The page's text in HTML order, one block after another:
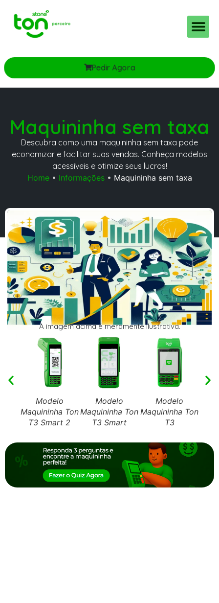
Pedir Agora
Maquininha sem taxa
Descubra como uma maquininha sem taxa pode
economizar e facilitar suas vendas. Conheça modelos
acessíveis e otimize seus lucros!
Home• Informações• Maquininha sem taxa
A imagem acima é meramente ilustrativa.
Modelo
Maquininha Ton
T3 Smart 2
Modelo
Maquininha Ton
T3 Smart
Modelo
Maquininha Ton
T3